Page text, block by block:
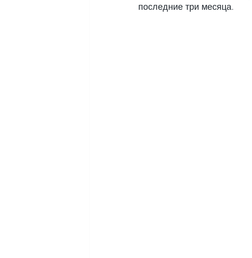
последние три месяца.